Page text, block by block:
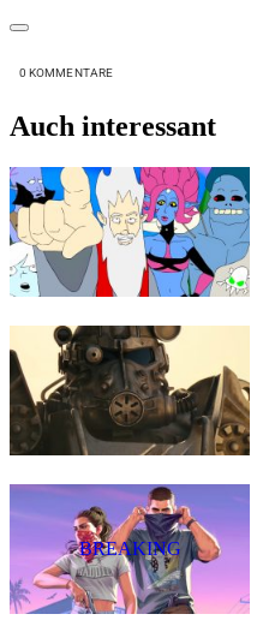
0 KOMMENTARE
Auch interessant
BREAKING